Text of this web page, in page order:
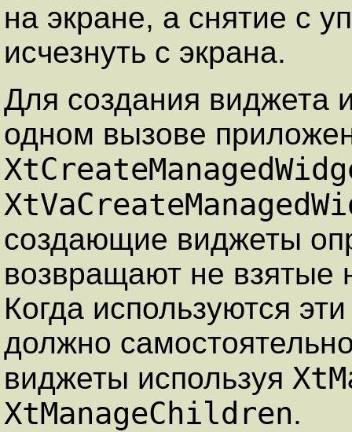
на экране, а снятие с
исчезнуть с экрана.
Для создания виджета
одном вызове
создающие виджеты
возвращают не взятые
Когда используются
должно
виджеты используя
XtManageChildren.